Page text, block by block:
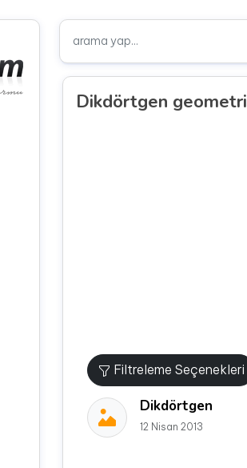
Dikdörtgen geometri
Filtreleme Seçenekleri
Dikdörtgen
12 Nisan 2013